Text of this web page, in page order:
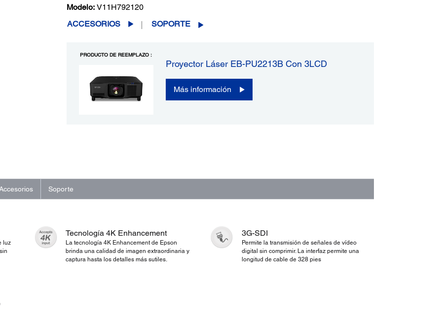
Modelo: V11H792120
ACCESORIOS
SOPORTE
PRODUCTO DE REEMPLAZO :
Proyector Láser EB-PU2213B Con 3LCD
Más información
Soporte
luz
Tecnología 4K Enhancement
La tecnología 4K Enhancement de Epson
brinda una calidad de imagen extraordinaria y
captura hasta los detalles más sutiles.
3G-SDI
Permite la transmisión de señales de vídeo
digital sin comprimir. La interfaz permite una
longitud de cable de 328 pies